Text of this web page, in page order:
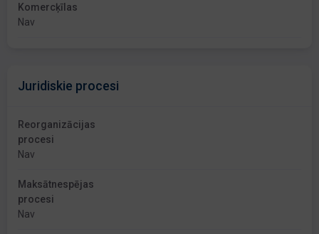
Komercķīlas
Nav
Juridiskie procesi
Reorganizācijas
procesi
Nav
Maksātnespējas
procesi
Nav